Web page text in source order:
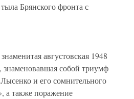
Брянского фронта с
августовская 1948
собой триумф
и его сомнительного
а также поражение